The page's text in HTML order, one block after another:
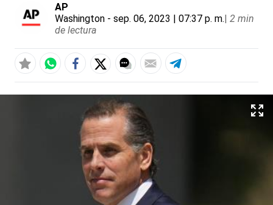
AP
Washington - sep. 06, 2023 | 07:37 p. m.| 2 min
de lectura